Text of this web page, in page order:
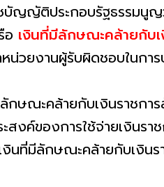
บัญญัติประกอบรัฐธรรมนู
อ เงินที่มีลักษณะคล้ายกับเ
น่วยงานผู้รับผิดชอบในกา
กษณะคล้ายกับเงินราชกา
งค์ของการใช้จ่ายเงินรา
นที่มีลักษณะคล้ายกับเงินร